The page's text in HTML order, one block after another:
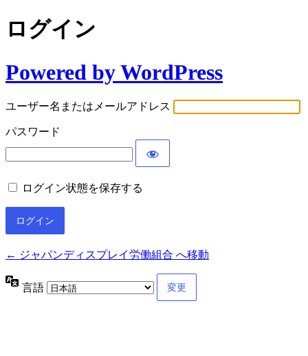
ログイン
Powered by WordPress
ユーザー名またはメールアドレス
パスワード
ログイン状態を保存する
← ジャパンディスプレイ労働組合 へ移動
言語